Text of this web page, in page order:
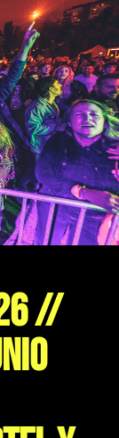
//